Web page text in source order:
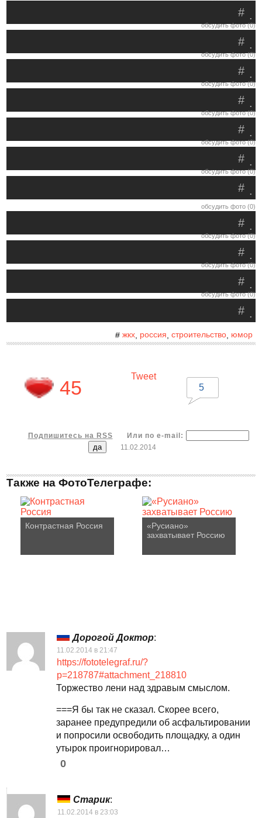
.
#
обсудить фото (0)
.
#
обсудить фото (0)
.
#
обсудить фото (0)
.
#
обсудить фото (0)
.
#
обсудить фото (0)
.
#
обсудить фото (0)
.
#
обсудить фото (0)
.
#
обсудить фото (0)
.
#
обсудить фото (0)
.
#
обсудить фото (0)
.
#
# жкх, россия строительство, юмор
45
Tweet
5
Подпишитесь на RSS
Или по e-mail:
11.02.2014
Также на ФотоТелеграфе:
Контрастная Россия
«Русиано»
захватывает Россию
Дорогой Доктор:
11.02.2014 в 21:47
https://fototelegraf.ru/?
p=218787#attachment_218810
Торжество лени над здравым смыслом.
===Я бы так не сказал. Скорее всего,
заранее предупредили об асфальтировании
и попросили освободить площадку, а один
утырок проигнорировал…
0
Старик:
11.02.2014 в 23:03